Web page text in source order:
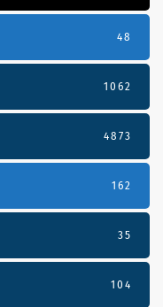
48
1062
4873
162
35
104